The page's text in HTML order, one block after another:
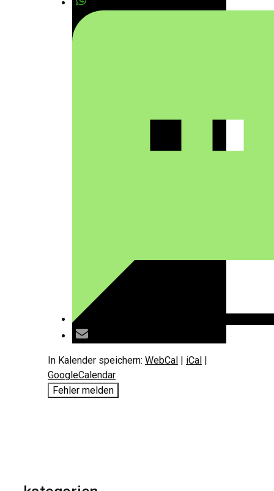
In Kalender speichern: WebCal | iCal |
GoogleCalendar
Fehler melden